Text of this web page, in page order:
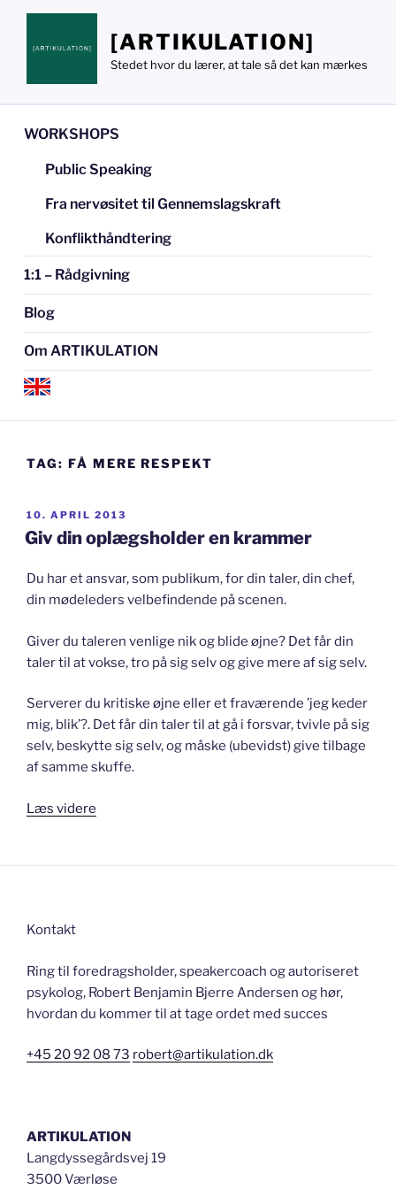
Videre
indhold
[ARTIKULATION]
Stedet hvor du lærer, at tale så det kan mærkes
WORKSHOPS
Public Speaking
Fra nervøsitet til Gennemslagskraft
Konflikthåndtering
1:1 – Rådgivning
Blog
Om ARTIKULATION
TAG: FÅ MERE RESPEKT
UDGIVET
DEN
10. APRIL 2013
Giv din oplægsholder en krammer
Du har et ansvar, som publikum, for din taler, din chef,
din mødeleders velbefindende på scenen.
Giver du taleren venlige nik og blide øjne? Det får din
taler til at vokse, tro på sig selv og give mere af sig selv.
Serverer du kritiske øjne eller et fraværende ’jeg keder
mig, blik’?. Det får din taler til at gå i forsvar, tvivle på sig
selv, beskytte sig selv, og måske (ubevidst) give tilbage
af samme skuffe.
Læs videre
en
Kontakt
Ring til foredragsholder, speakercoach og autoriseret
psykolog, Robert Benjamin Bjerre Andersen og hør,
hvordan du kommer til at tage ordet med succes
+45 20 92 08 73 robert@artikulation.dk
ARTIKULATION
Langdyssegårdsvej 19
3500 Værløse